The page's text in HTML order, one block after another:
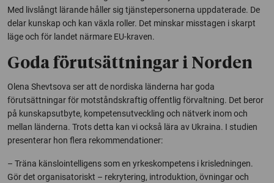
Med livslångt lärande håller sig tjänstepersonerna uppdaterade. De
delar kunskap och kan växla roller. Det minskar misstagen i skarpt
läge och för landet närmare EU-kraven.
Goda förutsättningar i Norden
Olena Shevtsova ser att de nordiska länderna har goda
förutsättningar för motståndskraftig offentlig förvaltning. Det beror
på kunskapsutbyte, kompetensutveckling och nätverk inom och
mellan länderna. Trots detta kan vi också lära av Ukraina. I studien
presenterar hon flera rekommendationer:
– Träna känslointelligens som en yrkeskompetens i krisledningen.
Gör det organisatoriskt – rekrytering, introduktion, övningar och